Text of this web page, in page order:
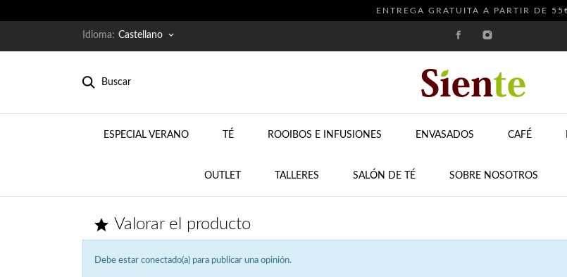
ENTREGA GRATUITA A PARTIR DE
Idioma: Castellano keyboard_arrow_down
Buscar
ESPECIAL VERANO TÉ ROOIBOS E INFUSIONES ENVASADOS CAFÉ
OUTLET TALLERES SALÓN DE TÉ SOBRE NOSOTROS
 Valorar el producto
Debe estar conectado(a) para publicar una opinión.